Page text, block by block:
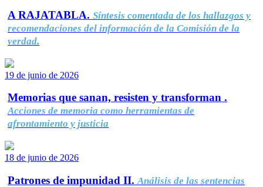
A RAJATABLA. Síntesis comentada de los hallazgos y
recomendaciones del información de la Comisión de la
verdad.
19 de junio de 2026
Memorias que sanan, resisten y transforman .
Acciones de memoria como herramientas de
afrontamiento y justicia
18 de junio de 2026
Patrones de impunidad II. Análisis de las sentencias